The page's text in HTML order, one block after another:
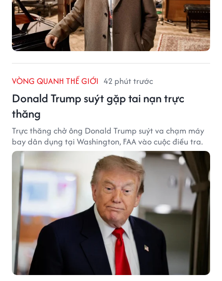
VÒNG QUANH THẾ GIỚI 42 phút trước
Donald Trump suýt gặp tai nạn trực
thăng
Trực thăng chở ông Donald Trump suýt va chạm máy
bay dân dụng tại Washington, FAA vào cuộc điều tra.